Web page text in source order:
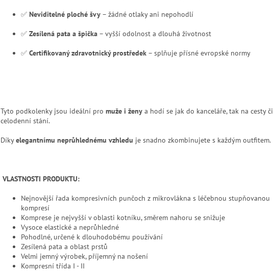
✅ Neviditelné ploché švy – žádné otlaky ani nepohodlí
✅ Zesílená pata a špička – vyšší odolnost a dlouhá životnost
✅ Certifikovaný zdravotnický prostředek – splňuje přísné evropské normy
Tyto podkolenky jsou ideální pro muže i ženy a hodí se jak do kanceláře, tak na cesty či
celodenní stání.
Díkyelegantnímu neprůhlednému vzhledu je snadno zkombinujete s každým outfitem.
VLASTNOSTI PRODUKTU:
Nejnovější řada kompresivních punčoch z mikrovlákna s léčebnou stupňovanou
kompresí
Komprese je nejvyšší v oblasti kotníku, směrem nahoru se snižuje
Vysoce elastické a neprůhledné
Pohodlné, určené k dlouhodobému používání
Zesílená pata a oblast prstů
Velmi jemný výrobek, příjemný na nošení
Kompresní třída I - II